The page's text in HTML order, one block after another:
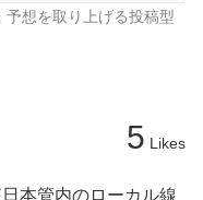
想を取り上げる投稿型
5 Likes
本管内のローカル線